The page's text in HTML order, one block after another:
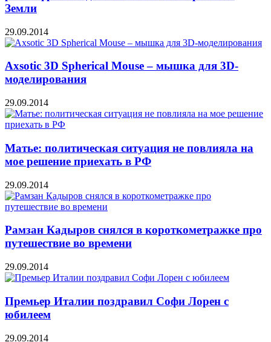
Земли
29.09.2014
Axsotic 3D Spherical Mouse – мышка для 3D-
моделирования
29.09.2014
Матье: политическая ситуация не повлияла на
мое решение приехать в РФ
29.09.2014
Рамзан Кадыров снялся в короткометражке про
путешествие во времени
29.09.2014
Премьер Италии поздравил Софи Лорен с
юбилеем
29.09.2014